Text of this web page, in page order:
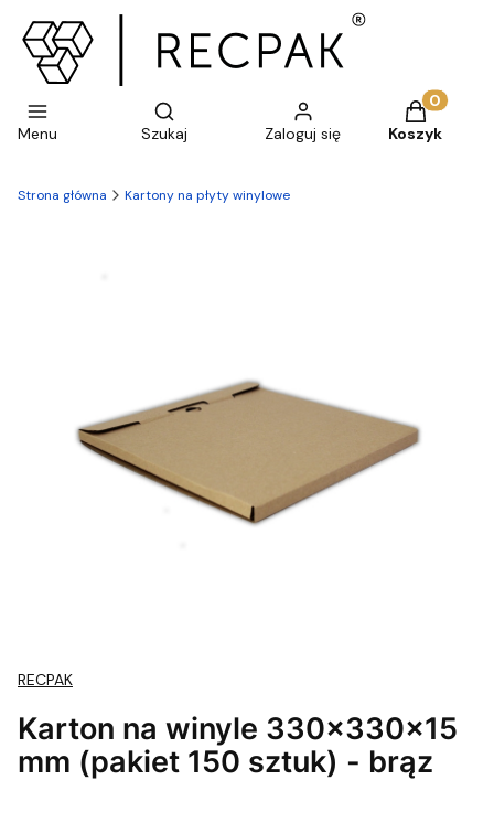
Menu
Otwórz wyszukiwarkę
Szukaj Zaloguj się
Produkty
Koszyk
Strona główna Kartony na płyty winylowe
RECPAK
Karton na winyle 330x330x15
mm (pakiet 150 sztuk) - brąz